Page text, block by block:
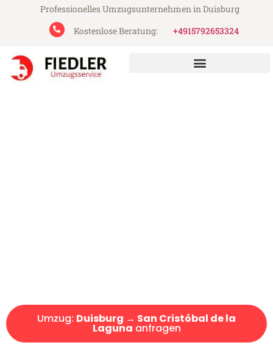
Professionelles Umzugsunternehmen in Duisburg
Kostenlose Beratung:
+4915792653324
Umzug: Duisburg → San Cristóbal de la
Laguna anfragen